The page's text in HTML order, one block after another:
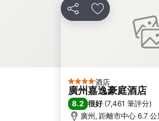
分享 放到收藏夾
4 星級 酒店
廣州嘉逸豪庭酒店
8.2 很好 (7,461 筆評分)
廣州, 距離市中心 6.7 公